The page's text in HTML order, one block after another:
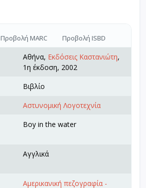
Προβολή MARC Προβολή ISBD
Αθήνα, Εκδόσεις Καστανιώτη,
1η έκδοση, 2002
Βιβλίο
Αστυνομική Λογοτεχνία
Boy in the water
Αγγλικά
Αμερικανική πεζογραφία -